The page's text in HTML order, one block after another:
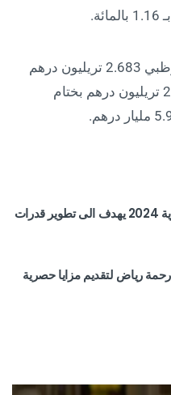
وبلغت القيمة السوقية لأسهم أبوظبي 2.683 تريليون درهم
بختام تعاملات اليوم، مقابل 2.689 تريليون درهم بختام
الرزيزاء: معرض الحرف والأعمال اليدوية 2024 يهدف الى تطوير قدرات
رحمة رياض لتقديم مزايا حصرية